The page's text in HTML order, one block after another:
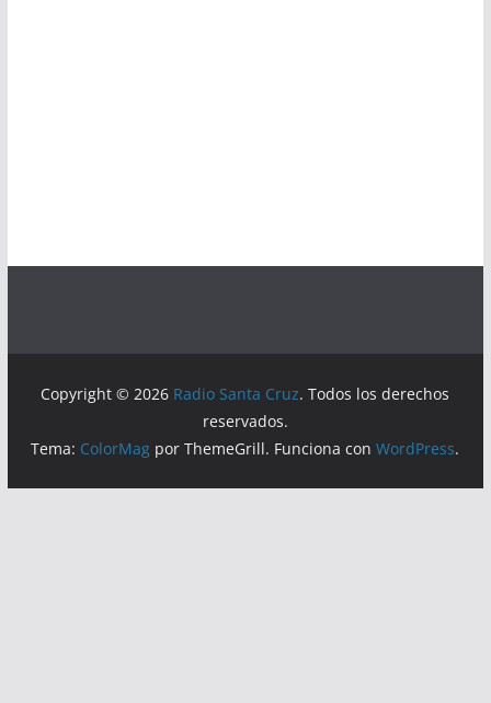
Copyright © 2026 Radio Santa Cruz. Todos los derechos
reservados.
Tema: ColorMag por ThemeGrill. Funciona conWordPress.